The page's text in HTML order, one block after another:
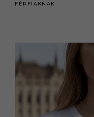
FÉRFIAKNAK